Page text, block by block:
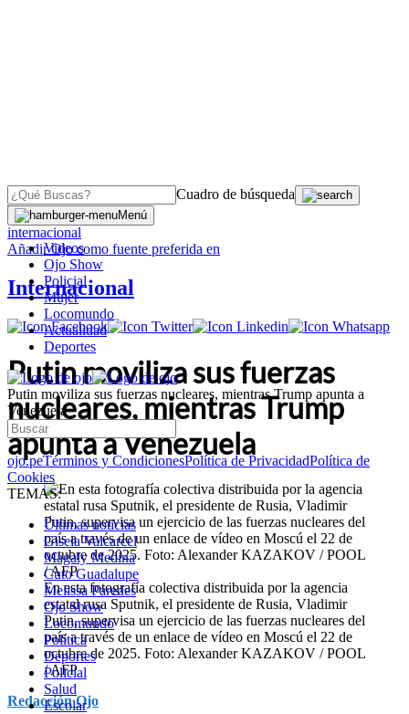
Cuadro de búsqueda
Menú
Videos
Ojo Show
Policial
Mujer
Locomundo
Actualidad
Deportes
Putin moviliza sus fuerzas nucleares, mientras Trump apunta a
Venezuela
ojo.peTérminos y CondicionesPolítica de PrivacidadPolítica de
Cookies
TEMAS:
Últimas noticias
Gisela Valcarcel
Magaly Medina
Cuto Guadalupe
Melissa Paredes
Ojo Show
Locomundo
Política
Deportes
Policial
Salud
Escolar
OJO
internacional
AñadirOjocomo fuente preferida en
Internacional
Putin moviliza sus fuerzas
nucleares, mientras Trump
apunta a Venezuela
En esta fotografía colectiva distribuida por la agencia
estatal rusa Sputnik, el presidente de Rusia, Vladimir
Putin, supervisa un ejercicio de las fuerzas nucleares del
país a través de un enlace de vídeo en Moscú el 22 de
octubre de 2025. Foto: Alexander KAZAKOV / POOL
/ AFP
Redacción Ojo